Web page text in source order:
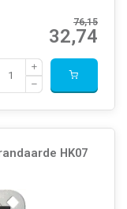
76,15
32,74
HK07